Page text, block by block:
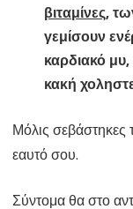
βιταμίνες,
γεμίσουν
καρδιακό
κακή
Μόλις
εαυτό σου.
Σύντομα θα στο